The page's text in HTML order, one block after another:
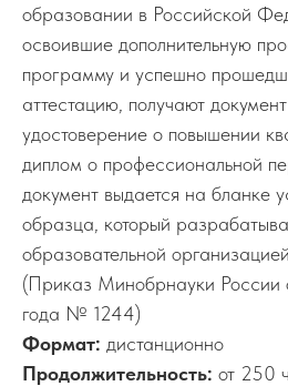
образовании в Российской
освоившие дополнительную
программу и успешно
аттестацию, получают
удостоверение о повышении
диплом о профессиональной
документ выдается на бланке
образца, который
образовательной
(Приказ Минобрнауки России
года № 1244)
Формат: дистанционно
Продолжительность: от 250